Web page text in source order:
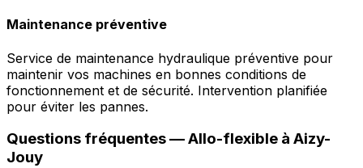
Maintenance préventive
Service de maintenance hydraulique préventive pour
maintenir vos machines en bonnes conditions de
fonctionnement et de sécurité. Intervention planifiée
pour éviter les pannes.
Questions fréquentes —Allo-flexible à Aizy-
Jouy